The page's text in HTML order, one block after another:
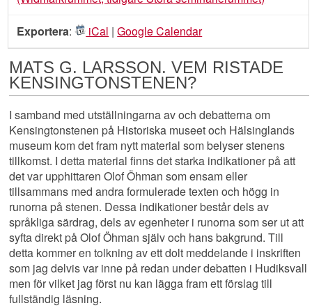
Exportera: iCal |Google Calendar
MATS G. LARSSON. VEM RISTADE
KENSINGTONSTENEN?
I samband med utställningarna av och debatterna om
Kensingtonstenen på Historiska museet och Hälsinglands
museum kom det fram nytt material som belyser stenens
tillkomst. I detta material finns det starka indikationer på att
det var upphittaren Olof Öhman som ensam eller
tillsammans med andra formulerade texten och högg in
runorna på stenen. Dessa indikationer består dels av
språkliga särdrag, dels av egenheter i runorna som ser ut att
syfta direkt på Olof Öhman själv och hans bakgrund. Till
detta kommer en tolkning av ett dolt meddelande i inskriften
som jag delvis var inne på redan under debatten i Hudiksvall
men för vilket jag först nu kan lägga fram ett förslag till
fullständig läsning.